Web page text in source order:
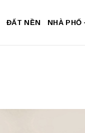
ĐẤT NỀN NHÀ PHỐ